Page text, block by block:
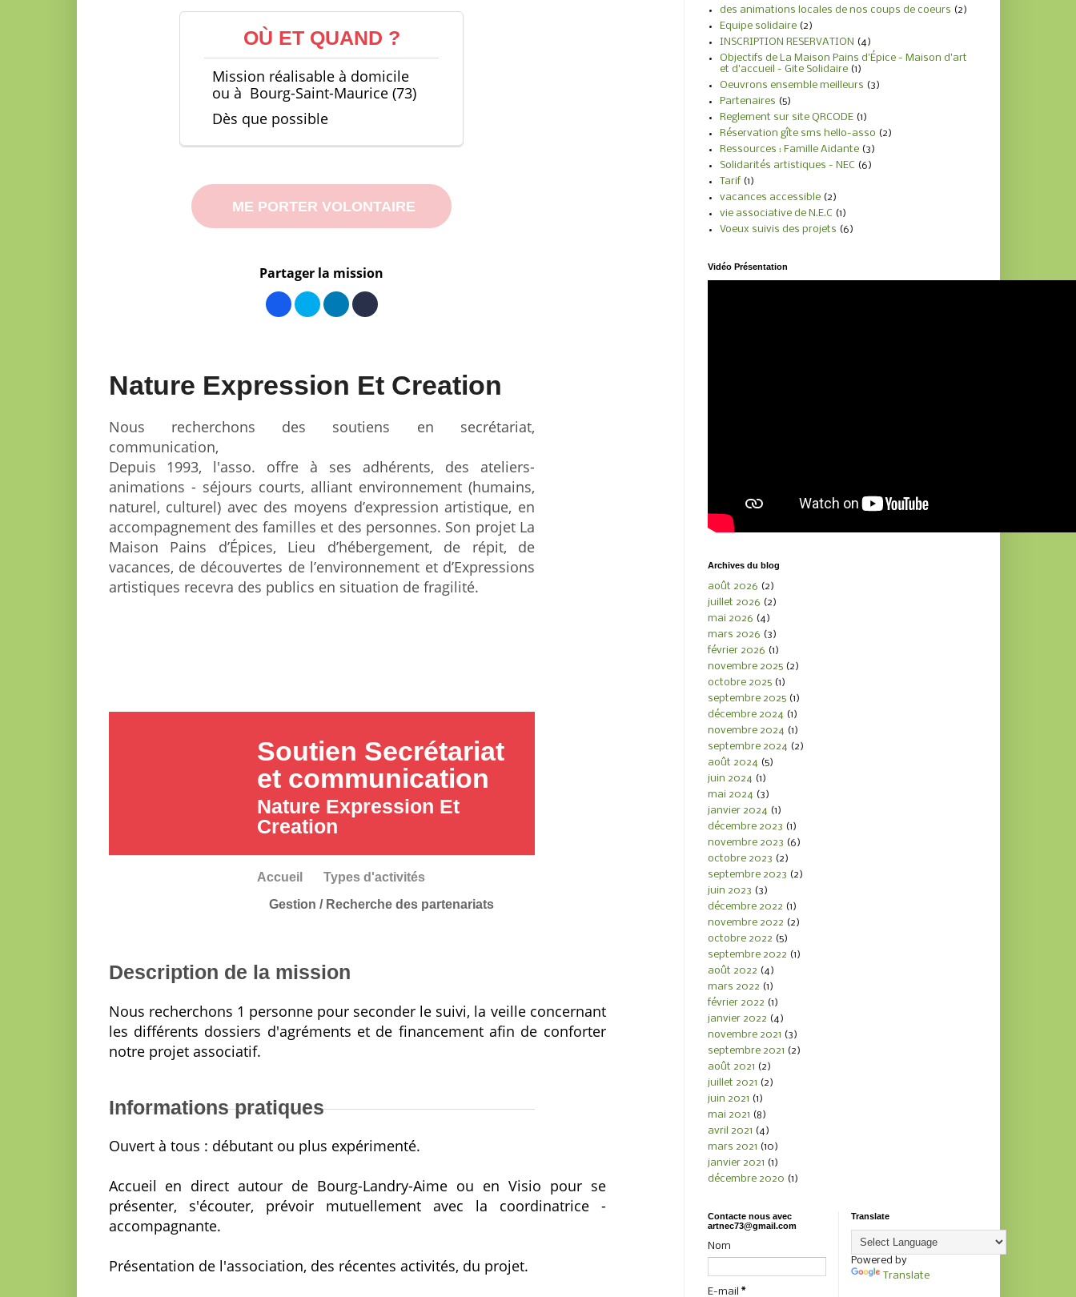
OÙ ET QUAND ?
Mission réalisable à domicile
ou à Bourg-Saint-Maurice (73)
Dès que possible
ME PORTER VOLONTAIRE
Partager la mission
Nature Expression Et Creation
Nous recherchons des soutiens en secrétariat,
communication,
Depuis 1993, l'asso. offre à ses adhérents, des ateliers-
animations - séjours courts, alliant environnement (humains,
naturel, culturel) avec des moyens d’expression artistique, en
accompagnement des familles et des personnes. Son projet La
Maison Pains d’Épices, Lieu d’hébergement, de répit, de
vacances, de découvertes de l’environnement et d’Expressions
artistiques recevra des publics en situation de fragilité.
Soutien Secrétariat
et communication
Nature Expression Et
Creation
Accueil
Types d'activités
Gestion / Recherche des partenariats
Description de la mission
Nous recherchons 1 personne pour seconder le suivi, la veille concernant
les différents dossiers d'agréments et de financement afin de conforter
notre projet associatif.
Informations pratiques
Ouvert à tous : débutant ou plus expérimenté.
Accueil en direct autour de Bourg-Landry-Aime ou en Visio pour se
présenter, s'écouter, prévoir mutuellement avec la coordinatrice -
accompagnante.
Présentation de l'association, des récentes activités, du projet.
des animations locales de nos coups de coeurs (2)
Equipe solidaire (2)
INSCRIPTION RESERVATION (4)
Objectifs de La Maison Pains d'Épice - Maison d'art
et d'accueil - Gite Solidaire (1)
Oeuvrons ensemble meilleurs (3)
Partenaires (5)
Reglement sur site QRCODE (1)
Réservation gîte sms hello-asso (2)
Ressources : Famille Aidante (3)
Solidarités artistiques - NEC (6)
Tarif (1)
vacances accessible (2)
vie associative de N.E.C (1)
Voeux suivis des projets (6)
Vidéo Présentation
Archives du blog
août 2026 (2)
juillet 2026 (2)
mai 2026 (4)
mars 2026 (3)
février 2026 (1)
novembre 2025(2)
octobre 2025(1)
septembre 2025(1)
décembre 2024 (1)
novembre 2024 (1)
septembre 2024 (2)
août 2024 (5)
juin 2024 (1)
mai 2024 (3)
janvier 2024 (1)
décembre 2023 (1)
novembre 2023 (6)
octobre 2023 (2)
septembre 2023 (2)
juin 2023 (3)
décembre 2022 (1)
novembre 2022 (2)
octobre 2022 (5)
septembre 2022 (1)
août 2022 (4)
mars 2022 (1)
février 2022 (1)
janvier 2022 (4)
novembre 2021 (3)
septembre 2021 (2)
août 2021 (2)
juillet 2021 (2)
juin 2021 (1)
mai 2021 (8)
avril 2021 (4)
mars 2021 (10)
janvier 2021 (1)
décembre 2020 (1)
Contacte nous avec
artnec73@gmail.com
Nom
E-mail *
Translate
Powered by
Translate